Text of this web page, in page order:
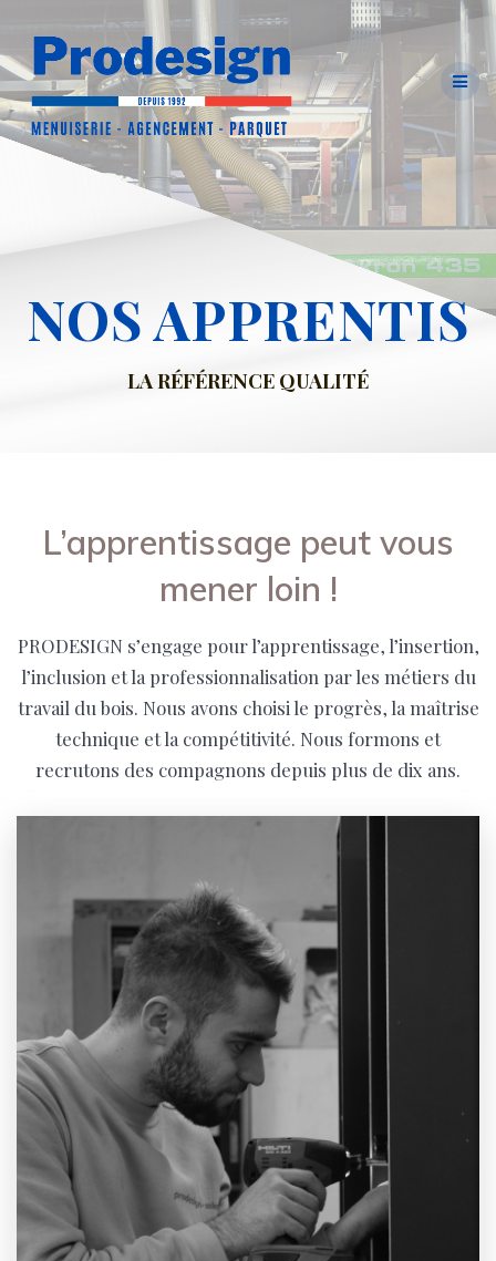
content
NOS APPRENTIS
LA RÉFÉRENCE QUALITÉ
L’apprentissage peut vous
mener loin !
PRODESIGN s’engage pour l’apprentissage, l’insertion,
l’inclusion et la professionnalisation par les métiers du
travail du bois. Nous avons choisi le progrès, la maîtrise
technique et la compétitivité. Nous formons et
recrutons des compagnons depuis plus de dix ans.